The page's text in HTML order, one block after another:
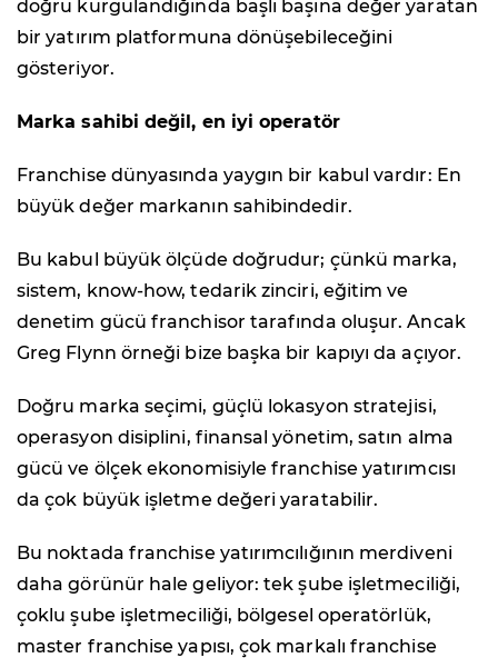
doğru kurgulandığında başlı başına değer yaratan
bir yatırım platformuna dönüşebileceğini
gösteriyor.
Marka sahibi değil, en iyi operatör
Franchise dünyasında yaygın bir kabul vardır: En
büyük değer markanın sahibindedir.
Bu kabul büyük ölçüde doğrudur; çünkü marka,
sistem, know-how, tedarik zinciri, eğitim ve
denetim gücü franchisor tarafında oluşur. Ancak
Greg Flynn örneği bize başka bir kapıyı da açıyor.
Doğru marka seçimi, güçlü lokasyon stratejisi,
operasyon disiplini, finansal yönetim, satın alma
gücü ve ölçek ekonomisiyle franchise yatırımcısı
da çok büyük işletme değeri yaratabilir.
Bu noktada franchise yatırımcılığının merdiveni
daha görünür hale geliyor: tek şube işletmeciliği,
çoklu şube işletmeciliği, bölgesel operatörlük,
master franchise yapısı, çok markalı franchise